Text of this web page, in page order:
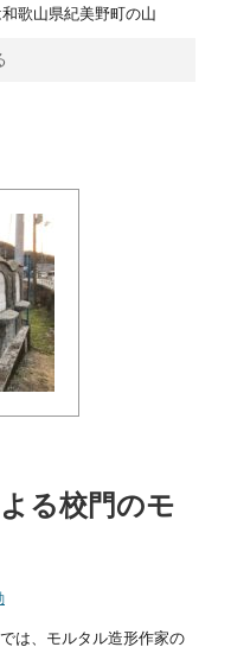
歌山県紀美野町の山
る校門のモ
は、モルタル造形作家の